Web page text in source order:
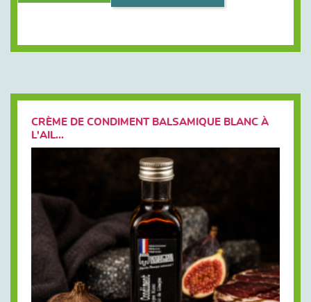
CRÈME DE CONDIMENT BALSAMIQUE BLANC À
L'AIL...